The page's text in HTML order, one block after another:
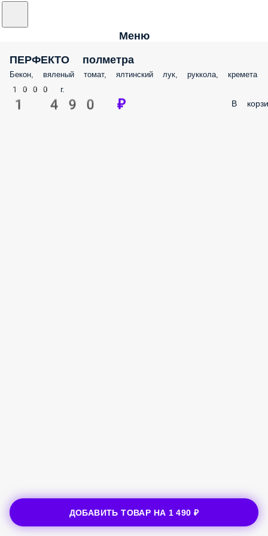
Меню
ПЕРФЕКТО полметра
Бекон, вяленый томат, ялтинский лук, руккола, кремета
1000 г.
1 490 ₽ В
ДОБАВИТЬ ТОВАР НА 1 490 ₽